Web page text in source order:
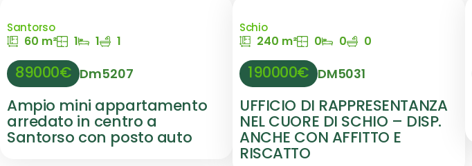
Santorso
60 m² 1 1 1
89000€ Dm5207
Ampio mini appartamento
arredato in centro a
Santorso con posto auto
Schio
240 m² 0 0 0
190000€ DM5031
UFFICIO DI RAPPRESENTANZA
NEL CUORE DI SCHIO – DISP.
ANCHE CON AFFITTO E
RISCATTO